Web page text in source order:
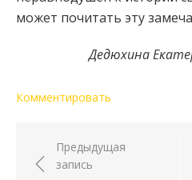
может почитать эту
Дедюхина
Комментировать
Навигация по
Предыдущая
запись